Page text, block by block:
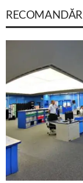
RECOMANDĂRI